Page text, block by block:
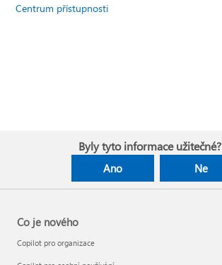
Centrum přístupnosti
Byly tyto informace užitečné?
Ano Ne
Co je nového
Copilot pro organizace